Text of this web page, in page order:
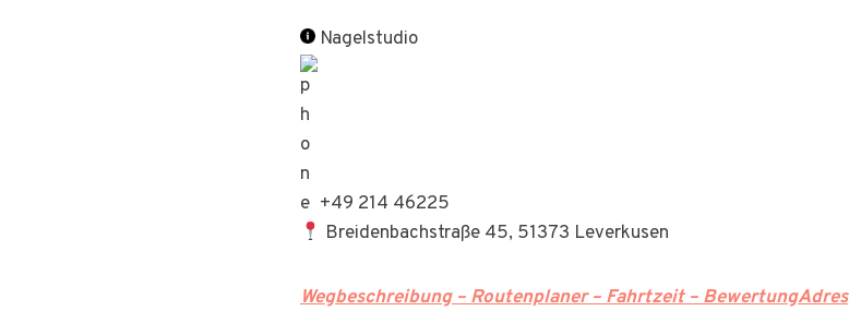
Nagelstudio
+49 214 46225
Breidenbachstraße 45, 51373 Leverkusen
Wegbeschreibung – Routenplaner – Fahrtzeit – BewertungAdres